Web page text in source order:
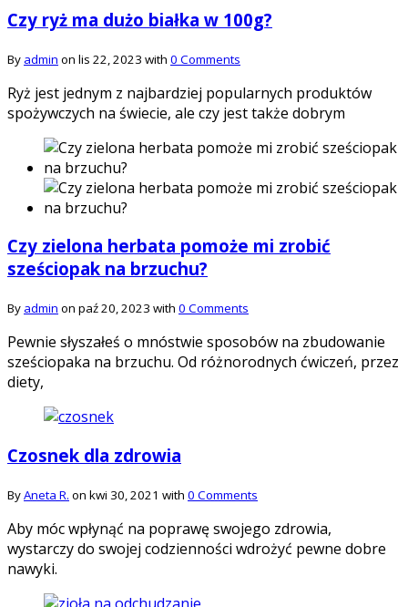
Czy ryż ma dużo białka w 100g?
By admin on lis 22, 2023 with 0 Comments
Ryż jest jednym z najbardziej popularnych produktów
spożywczych na świecie, ale czy jest także dobrym
Czy zielona herbata pomoże mi zrobić
sześciopak na brzuchu?
By admin on paź 20, 2023 with 0 Comments
Pewnie słyszałeś o mnóstwie sposobów na zbudowanie
sześciopaka na brzuchu. Od różnorodnych ćwiczeń, przez
diety,
Czosnek dla zdrowia
ByAneta R. on kwi 30, 2021 with 0 Comments
Aby móc wpłynąć na poprawę swojego zdrowia,
wystarczy do swojej codzienności wdrożyć pewne dobre
nawyki.